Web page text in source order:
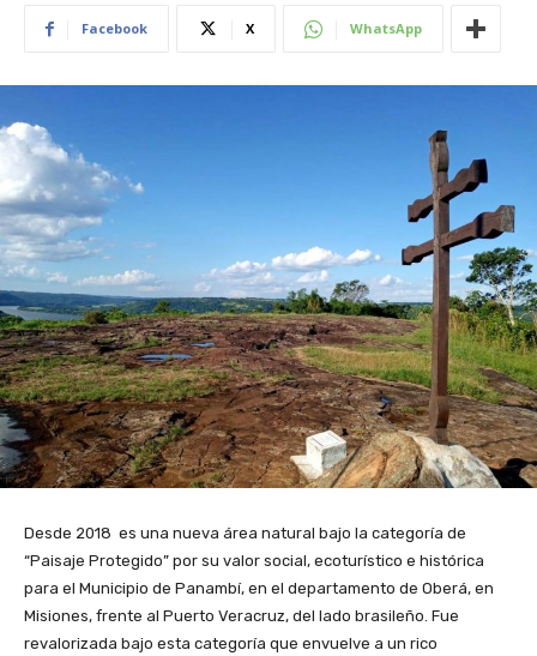
Facebook X WhatsApp
Desde 2018 es una nueva área natural bajo la categoría de
“Paisaje Protegido” por su valor social, ecoturístico e histórica
para el Municipio de Panambí, en el departamento de Oberá, en
Misiones, frente al Puerto Veracruz, del lado brasileño. Fue
revalorizada bajo esta categoría que envuelve a un rico